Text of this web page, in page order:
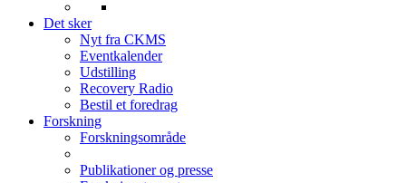
Det sker
Nyt fra CKMS
Eventkalender
Udstilling
Recovery Radio
Bestil et foredrag
Forskning
Forskningsområde
Publikationer og presse